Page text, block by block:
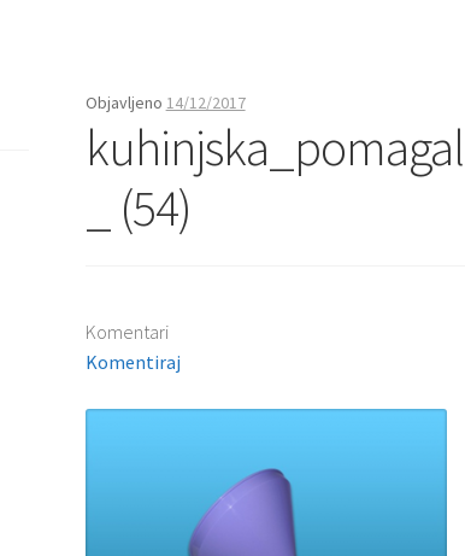
Objavljeno 14/12/2017
_ (54)
Komentari
Komentiraj